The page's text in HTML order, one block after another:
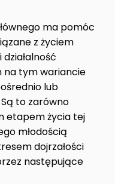
ma pomóc
z życiem
na tym wariancie
lub
to zarówno
etapem życia tej
młodością
dojrzałości
następujące